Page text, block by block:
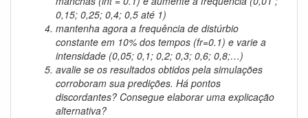
0,15; 0,25; 0,4; 0,5 até 1)
mantenha agora a frequência de distúrbio
constante em 10% dos tempos (fr=0.1) e varie a
intensidade (0,05; 0,1; 0,2; 0,3; 0,6; 0,8;…)
avalie se os resultados obtidos pela simulações
corroboram sua predições. Há pontos
discordantes? Consegue elaborar uma explicação
alternativa?